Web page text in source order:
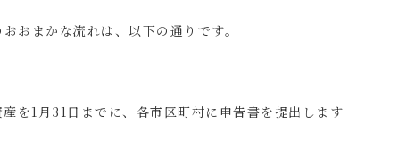
おまかな流れは、以下の通りです。
を1月31日までに、各市区町村に申告書を提出します